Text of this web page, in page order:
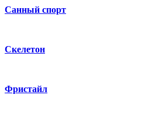
Санный спорт
Скелетон
Фристайл